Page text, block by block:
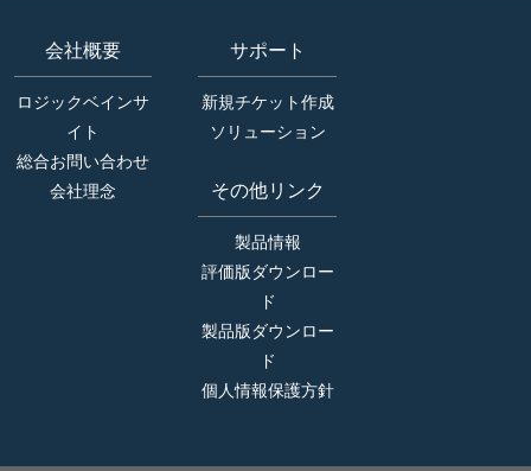
会社概要
ロジックベインサ
イト
総合お問い合わせ
会社理念
サポート
新規チケット作成
ソリューション
その他リンク
製品情報
評価版ダウンロー
ド
製品版ダウンロー
ド
個人情報保護方針